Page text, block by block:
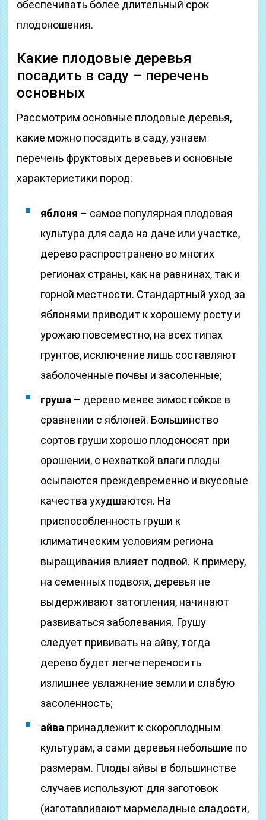
обеспечивать более длительный срок
плодоношения.
Какие плодовые деревья
посадить в саду – перечень
основных
Рассмотрим основные плодовые деревья,
какие можно посадить в саду, узнаем
перечень фруктовых деревьев и основные
характеристики пород:
яблоня – самое популярная плодовая
культура для сада на даче или участке,
дерево распространено во многих
регионах страны, как на равнинах, так и
горной местности. Стандартный уход за
яблонями приводит к хорошему росту и
урожаю повсеместно, на всех типах
грунтов, исключение лишь составляют
заболоченные почвы и засоленные;
груша – дерево менее зимостойкое в
сравнении с яблоней. Большинство
сортов груши хорошо плодоносят при
орошении, с нехваткой влаги плоды
осыпаются преждевременно и вкусовые
качества ухудшаются. На
приспособленность груши к
климатическим условиям региона
выращивания влияет подвой. К примеру,
на семенных подвоях, деревья не
выдерживают затопления, начинают
развиваться заболевания. Грушу
следует прививать на айву, тогда
дерево будет легче переносить
излишнее увлажнение земли и слабую
засоленность;
айва принадлежит к скороплодным
культурам, а сами деревья небольшие по
размерам. Плоды айвы в большинстве
случаев используют для заготовок
(изготавливают мармеладные сладости,